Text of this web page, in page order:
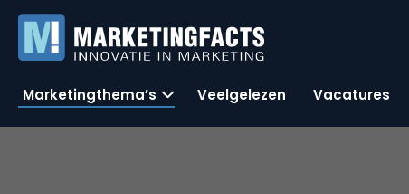
Marketingthema’s Veelgelezen Vacatures